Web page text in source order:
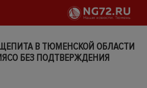
В ТЮМЕНСКОЙ ОБЛАСТИ
БЕЗ ПОДТВЕРЖДЕНИЯ